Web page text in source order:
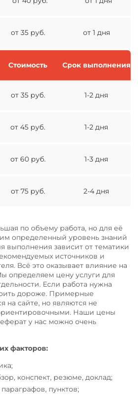
от 35 руб. от 1 дня
Стоимость Срок выполнения
от 35 руб. 1-2 дня
от 45 руб. 1-2 дня
от 60 руб. 1-3 дня
от 75 руб. 2-4 дня
по объему работа, но для её
определенный уровень знаний
выполнения зависит от тематики
источников и
Всё это оказывает влияние на
определяем цену услуги для
Если работа нужна
дороже. Примерные
на сайте, но являются не
Наши цены
у нас можно очень
факторов:
конспект, резюме, доклад;
пунктов;